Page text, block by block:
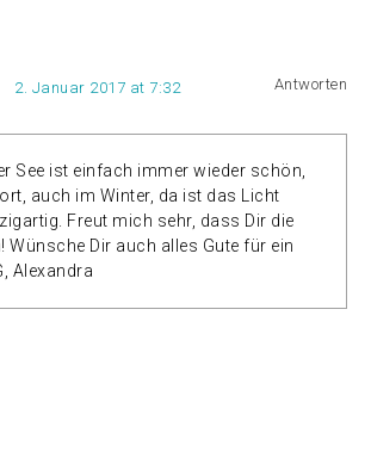
2. Januar 2017 at 7:32 Antworten
See ist einfach immer wieder schön,
auch im Winter, da ist das Licht
Freut mich sehr, dass Dir die
Wünsche Dir auch alles Gute für ein
Alexandra